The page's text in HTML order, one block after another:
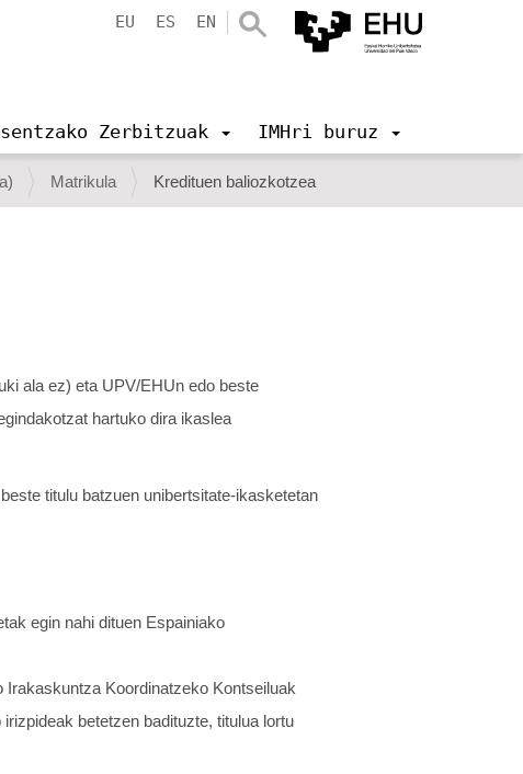
EU ES EN
Zerbitzuak IMHri buruz
Matrikula Kredituen baliozkotzea
ala ez) eta UPV/EHUn edo beste
hartuko dira ikaslea
titulu batzuen unibertsitate-ikasketetan
egin nahi dituen Espainiako
Koordinatzeko Kontseiluak
betetzen badituzte, titulua lortu